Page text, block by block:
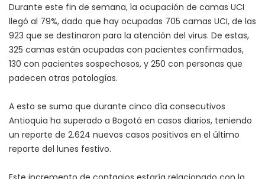
Durante este fin de semana, la ocupación de camas UCI
llegó al 79%, dado que hay ocupadas 705 camas UCI, de las
923 que se destinaron para la atención del virus. De estas,
325 camas están ocupadas con pacientes confirmados,
130 con pacientes sospechosos, y 250 con personas que
padecen otras patologías.
A esto se suma que durante cinco día consecutivos
Antioquia ha superado a Bogotá en casos diarios, teniendo
un reporte de 2.624 nuevos casos positivos en el último
reporte del lunes festivo.